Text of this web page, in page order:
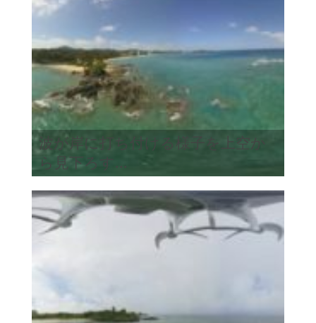
波が岸に打ち付ける様子を上空か
ら見下ろす...